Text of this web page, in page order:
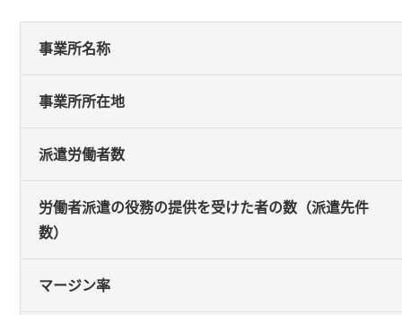
事業所名称
事業所所在地
派遣労働者数
労働者派遣の役務の提供を受けた者の数（派遣先件
数）
マージン率